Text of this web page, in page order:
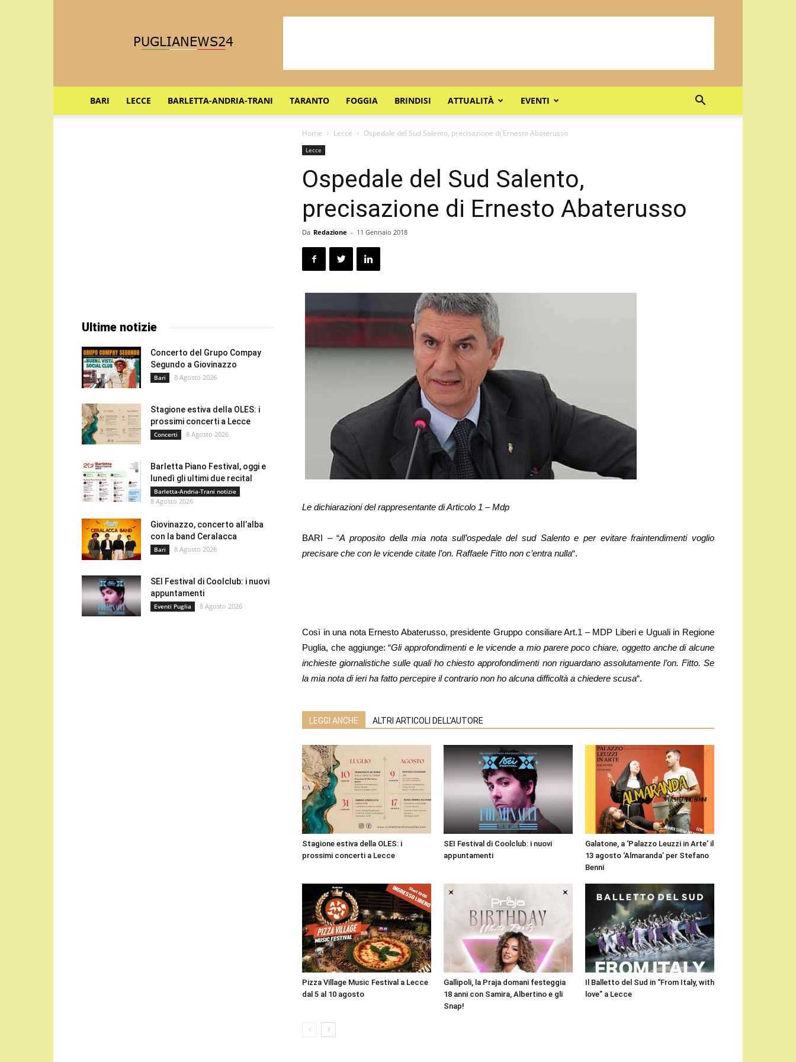
BARI LECCE BARLETTA-ANDRIA-TRANI TARANTO FOGGIA BRINDISI ATTUALITÀ EVENTI
Home Lecce Ospedale del Sud Salento, precisazione di Ernesto Abaterusso
Lecce
Ospedale del Sud Salento,
precisazione di Ernesto Abaterusso
Da Redazione - 11 Gennaio 2018
Le dichiarazioni del rappresentante di Articolo 1 – Mdp
BARI – “A proposito della mia nota sull’ospedale del sud Salento e per evitare fraintendimenti voglio
precisare che con le vicende citate l’on. Raffaele Fitto non c’entra nulla“.
Così in una nota Ernesto Abaterusso, presidente Gruppo consiliare Art.1 – MDP Liberi e Uguali in Regione
Puglia, che aggiunge: “Gli approfondimenti e le vicende a mio parere poco chiare, oggetto anche di alcune
inchieste giornalistiche sulle quali ho chiesto approfondimenti non riguardano assolutamente l’on. Fitto. Se
la mia nota di ieri ha fatto percepire il contrario non ho alcuna difficoltà a chiedere scusa“.
LEGGI ANCHE ALTRI ARTICOLI DELL'AUTORE
Stagione estiva della OLES: i
prossimi concerti a Lecce
SEI Festival di Coolclub: i nuovi
appuntamenti
Galatone, a ‘Palazzo Leuzzi in Arte’ il
13 agosto ‘Almaranda’ per Stefano
Benni
Pizza Village Music Festival a Lecce
dal 5 al 10 agosto
Gallipoli, la Praja domani festeggia
18 anni con Samira, Albertino e gli
Snap!
Il Balletto del Sud in “From Italy, with
love” a Lecce
Ultime notizie
Concerto del Grupo Compay
Segundo a Giovinazzo
Bari 8 Agosto 2026
Stagione estiva della OLES: i
prossimi concerti a Lecce
Concerti 8 Agosto 2026
Barletta Piano Festival, oggi e
lunedì gli ultimi due recital
Barletta-Andria-Trani notizie
8 Agosto 2026
Giovinazzo, concerto all’alba
con la band Ceralacca
Bari 8 Agosto 2026
SEI Festival di Coolclub: i nuovi
appuntamenti
Eventi Puglia 8 Agosto 2026